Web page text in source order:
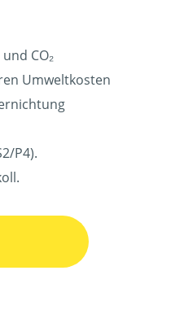
CO₂
Umweltkosten
P4).